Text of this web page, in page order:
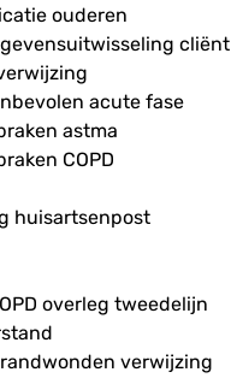
ouderen
cliënt
acute fase
astma
COPD
huisartsenpost
overleg tweedelijn
verwijzing